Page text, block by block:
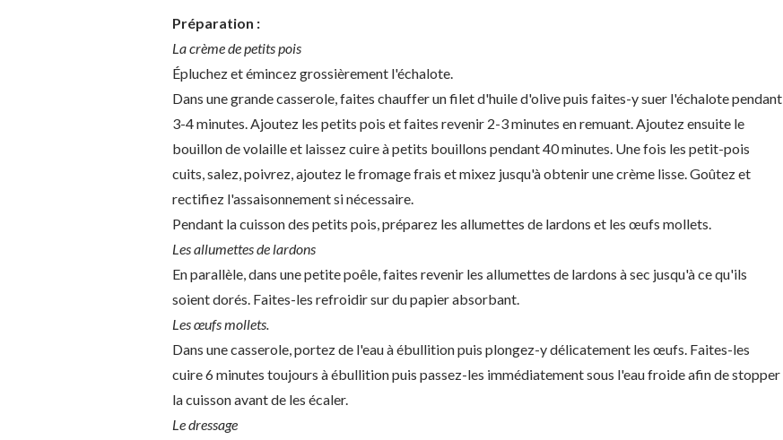
Préparation :
La crème de petits pois
Épluchez et émincez grossièrement l'échalote.
Dans une grande casserole, faites chauffer un filet d'huile d'olive puis faites-y suer l'échalote pendant
3-4 minutes. Ajoutez les petits pois et faites revenir 2-3 minutes en remuant. Ajoutez ensuite le
bouillon de volaille et laissez cuire à petits bouillons pendant 40 minutes. Une fois les petit-pois
cuits, salez, poivrez, ajoutez le fromage frais et mixez jusqu'à obtenir une crème lisse. Goûtez et
rectifiez l'assaisonnement si nécessaire.
Pendant la cuisson des petits pois, préparez les allumettes de lardons et les œufs mollets.
Les allumettes de lardons
En parallèle, dans une petite poêle, faites revenir les allumettes de lardons à sec jusqu'à ce qu'ils
soient dorés. Faites-les refroidir sur du papier absorbant.
Les œufs mollets.
Dans une casserole, portez de l'eau à ébullition puis plongez-y délicatement les œufs. Faites-les
cuire 6 minutes toujours à ébullition puis passez-les immédiatement sous l'eau froide afin de stopper
la cuisson avant de les écaler.
Le dressage